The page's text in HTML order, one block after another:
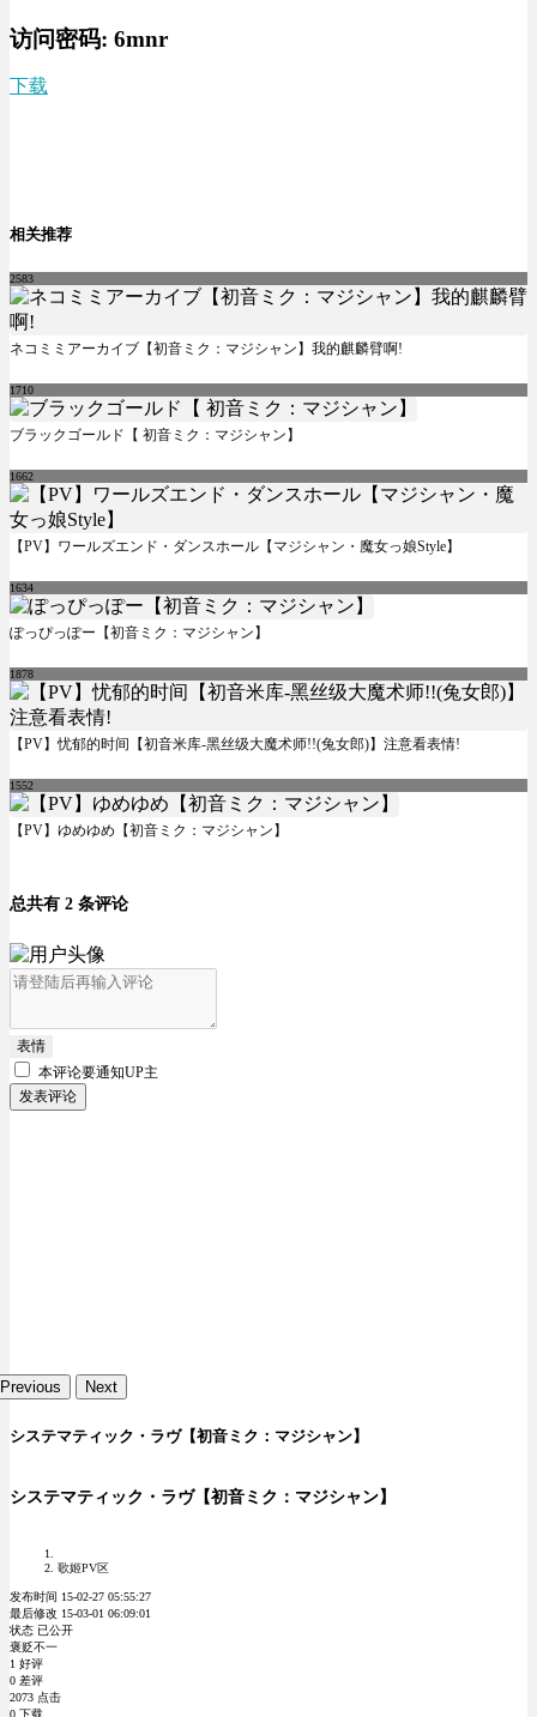
访问密码: 6mnr
下载
相关推荐
2583
ネコミミアーカイブ【初音ミク：マジシャン】我的麒麟臂啊!
1710
ブラックゴールド【 初音ミク：マジシャン】
1662
【PV】ワールズエンド・ダンスホール【マジシャン・魔女っ娘Style】
1634
ぽっぴっぽー【初音ミク：マジシャン】
1878
【PV】忧郁的时间【初音米库-黑丝级大魔术师!!(兔女郎)】注意看表情!
1552
【PV】ゆめゆめ【初音ミク：マジシャン】
总共有 2 条评论
表情
本评论要通知UP主
发表评论
Previous Next
システマティック・ラヴ【初音ミク：マジシャン】
システマティック・ラヴ【初音ミク：マジシャン】
歌姬PV区
发布时间 15-02-27 05:55:27
最后修改 15-03-01 06:09:01
状态 已公开
褒贬不一
1 好评
0 差评
2073 点击